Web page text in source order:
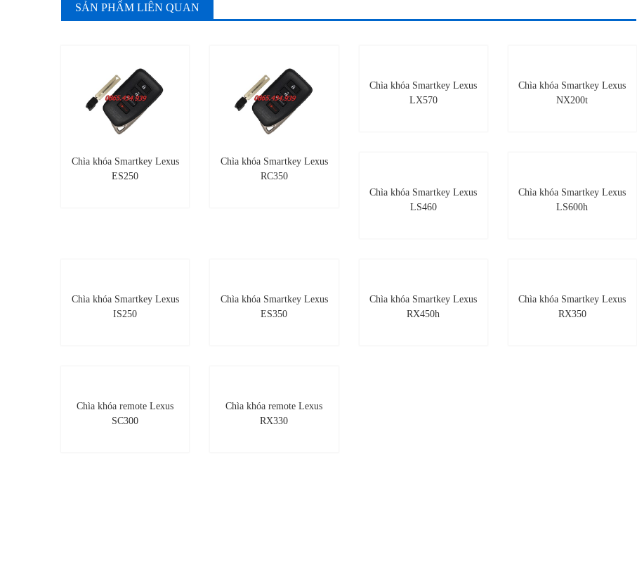
SẢN PHẨM LIÊN QUAN
Chìa khóa Smartkey Lexus
ES250
Chìa khóa Smartkey Lexus
RC350
Chìa khóa Smartkey Lexus
LX570
Chìa khóa Smartkey Lexus
NX200t
Chìa khóa Smartkey Lexus
LS460
Chìa khóa Smartkey Lexus
LS600h
Chìa khóa Smartkey Lexus
IS250
Chìa khóa Smartkey Lexus
ES350
Chìa khóa Smartkey Lexus
RX450h
Chìa khóa Smartkey Lexus
RX350
Chìa khóa remote Lexus
SC300
Chìa khóa remote Lexus
RX330